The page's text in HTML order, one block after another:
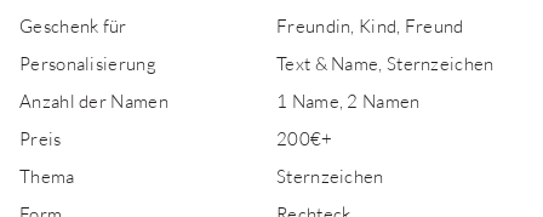
Geschenk für
Freundin, Kind, Freund
Personalisierung
Text & Name, Sternzeichen
Anzahl der Namen
1 Name, 2 Namen
Preis
200€+
Thema
Sternzeichen